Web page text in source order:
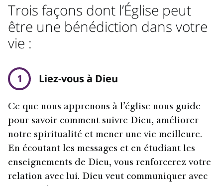
Trois façons dont l’Église peut
être une bénédiction dans votre
vie :
1 Liez-vous à Dieu
Ce que nous apprenons à l’église nous guide
pour savoir comment suivre Dieu, améliorer
notre spiritualité et mener une vie meilleure.
En écoutant les messages et en étudiant les
enseignements de Dieu, vous renforcerez votre
relation avec lui. Dieu veut communiquer avec